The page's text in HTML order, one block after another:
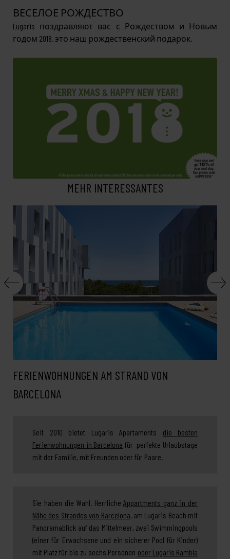
ВЕСЕЛОЕ РОЖДЕСТВО
Lugaris поздравляют вас с Рождеством и Новым
годом 2018. это наш рождественский подарок.
MEHR INTERESSANTES
FERIENWOHNUNGEN AM STRAND VON
BARCELONA
Seit 2010 bietet Lugaris Apartaments die besten
Ferienwohnungen in Barcelona für perfekte Urlaubstage
mit der Familie, mit Freunden oder für Paare.
Sie haben die Wahl. HerrlicheAppartments ganz in der
Nähe des Strandes von Barcelona, am Lugaris Beach mit
Panoramablick auf das Mittelmeer, zwei Swimmingpools
(einer für Erwachsene und ein sicherer Pool für Kinder)
mit Platz für bis zu sechs Personen oder Lugaris Rambla